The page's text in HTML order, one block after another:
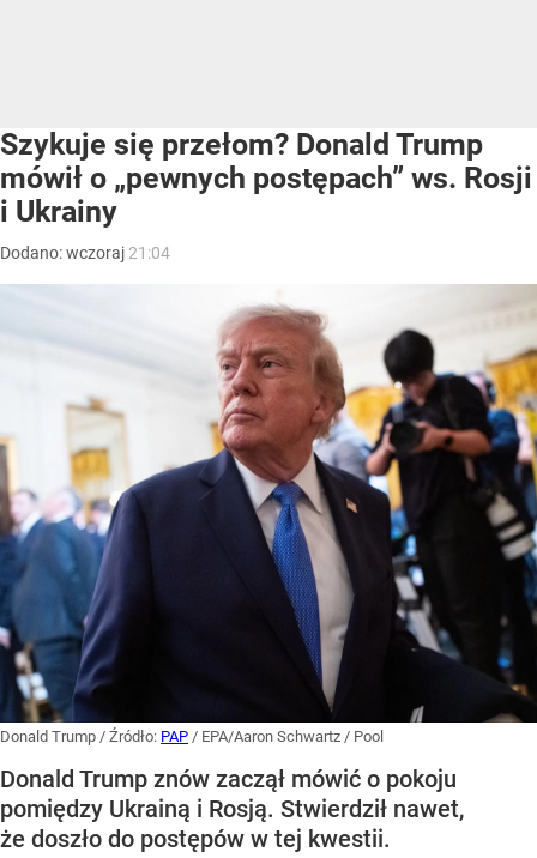
Szykuje się przełom? Donald Trump
mówił o „pewnych postępach” ws. Rosji
i Ukrainy
Dodano:wczoraj 21:04
Donald Trump / Źródło: PAP / EPA/Aaron Schwartz / Pool
Donald Trump znów zaczął mówić o pokoju
pomiędzy Ukrainą i Rosją. Stwierdził nawet,
że doszło do postępów w tej kwestii.